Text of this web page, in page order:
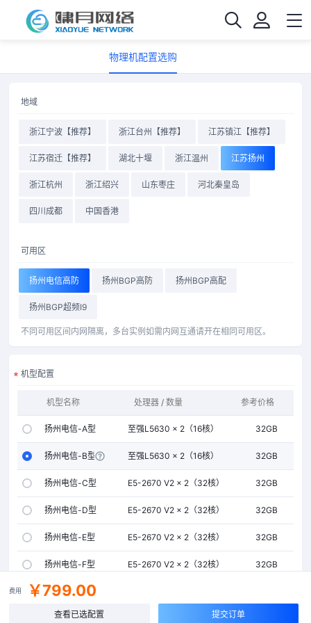
物理机配置选购
地域
浙江宁波【推荐】 浙江台州【推荐】 江苏镇江【推荐】
江苏宿迁【推荐】 湖北十堰 浙江温州 江苏扬州
浙江杭州 浙江绍兴 山东枣庄 河北秦皇岛
四川成都 中国香港
可用区
扬州电信高防 扬州BGP高防 扬州BGP高配
扬州BGP超频I9
不同可用区间内网隔离，多台实例如需内网互通请开在相同可用区。
机型配置
机型名称 处理器 / 数量 内存
参考价格
扬州电信-A型 至强L5630 × 2（16核） 32GB
扬州电信-B型 至强L5630 × 2（16核） 32GB
扬州电信-C型 E5-2670 V2 × 2（32核） 32GB
扬州电信-D型 E5-2670 V2 × 2（32核） 32GB
扬州电信-E型 E5-2670 V2 × 2（32核） 32GB
扬州电信-F型 E5-2670 V2 × 2（32核） 32GB
当前所选： 扬州电信高防
费用 ￥799.00
查看已选配置 提交订单